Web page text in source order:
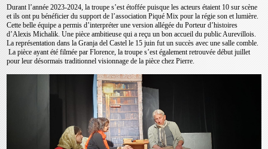
Durant l’année 2023-2024, la troupe s’est étoffée puisque les acteurs étaient 10 sur scène
et ils ont pu bénéficier du support de l’association Piqué Mix pour la régie son et lumière.
Cette belle équipe a permis d’interpréter une version allégée du Porteur d’histoires
d’Alexis Michalik. Une pièce ambitieuse qui a reçu un bon accueil du public Aurevillois.
La représentation dans la Granja del Castel le 15 juin fut un succès avec une salle comble.
La pièce ayant été filmée par Florence, la troupe s’est également retrouvée début juillet
pour leur désormais traditionnel visionnage de la pièce chez Pierre.